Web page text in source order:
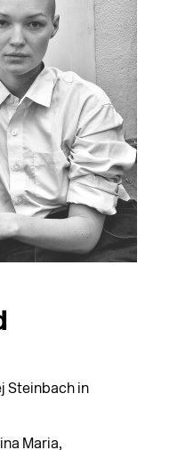
Steinbach in
Maria,